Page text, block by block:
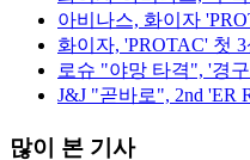
아비나스, 화이자
화이자, 'PROTAC' 첫
로슈 "야망 타격", '경
J&J "곧바로", 2nd 'ER
많이 본 기사